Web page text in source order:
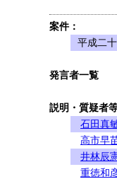
案件：
平成二
発言者一覧
説明・質疑者
石田真
高市早
井林辰
重徳和